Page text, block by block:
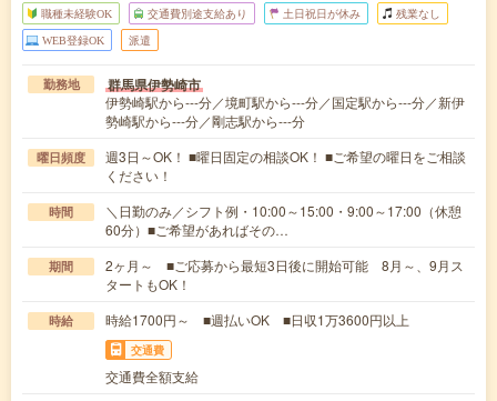
職種未経験OK 交通費別途支給あり 土日祝日が休み 残業なし
WEB登録OK 派遣
勤務地 群馬県伊勢崎市
伊勢崎駅から---分／境町駅から---分／国定駅から---分／新伊
勢崎駅から---分／剛志駅から---分
曜日頻度
週3日～OK！ ■曜日固定の相談OK！ ■ご希望の曜日をご相談
ください！
時間
＼日勤のみ／シフト例・10:00～15:00・9:00～17:00（休憩
60分）■ご希望があればその…
期間
2ヶ月～ ■ご応募から最短3日後に開始可能 8月～、9月ス
タートもOK！
時給 時給1700円～ ■週払いOK ■日収1万3600円以上
交通費
交通費全額支給